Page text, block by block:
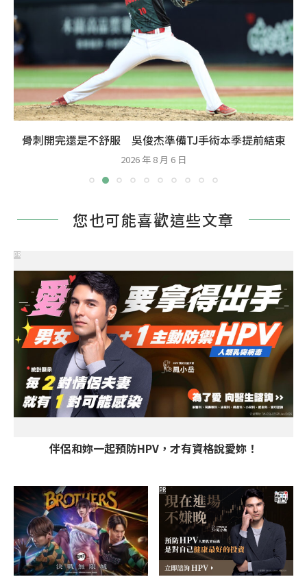
骨刺開完還是不舒服 吳俊杰準備TJ手術本季提前結束
2026 年 8 月 6 日
您也可能喜歡這些文章
伴侶和妳一起預防HPV，才有資格說愛妳！
PR
PR